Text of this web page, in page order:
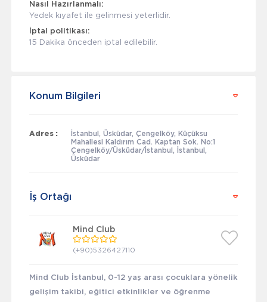
Nasıl Hazırlanmalı:
Yedek kıyafet ile gelinmesi yeterlidir.
İptal politikası:
15 Dakika önceden iptal edilebilir.
Konum Bilgileri
Adres :
İstanbul, Üsküdar, Çengelköy, Küçüksu
Mahallesi Kaldırım Cad. Kaptan Sok. No:1
Çengelköy/Üsküdar/İstanbul, İstanbul,
Üsküdar
İş Ortağı
Mind Club
(+90)5326427110
Mind Club İstanbul, 0-12 yaş arası çocuklara yönelik
gelişim takibi, eğitici etkinlikler ve öğrenme